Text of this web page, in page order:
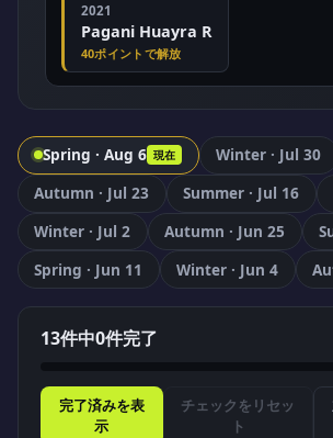
2021
Pagani Huayra R
40ポイントで解放
Spring ·Aug 6 現在 Winter · Jul 30
Autumn · Jul 23 Summer · Jul 16
Winter · Jul 2 Autumn · Jun 25
Spring · Jun 11 Winter · Jun 4
13件中0件完了
完了済みを表
示
チェックをリセッ
ト